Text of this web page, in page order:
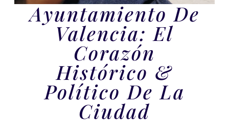
Ayuntamiento De
Valencia: El
Corazón
Histórico &
Político De La
Ciudad